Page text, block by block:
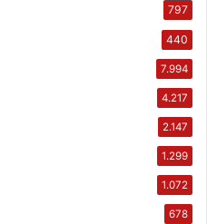
797
440
7.994
4.217
2.147
1.299
1.072
678